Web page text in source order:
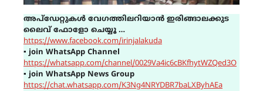
അപ്ഡേറ്റുകൾ വേഗത്തിലറിയാൻ ഇരിങ്ങാലക്കുട
ലൈവ് ഫോളോ ചെയ്യൂ …
https://www.facebook.com/irinjalakuda
▪ join WhatsApp Channel
https://whatsapp.com/channel/0029Va4ic6cBKfhytWZQed3O
▪ join WhatsApp News Group
https://chat.whatsapp.com/K3Ng4NRYDBR7baLXByhAEa